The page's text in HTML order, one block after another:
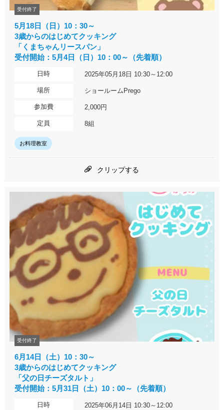
受付終了
5月18日（日）10：30～
3歳からのはじめてクッキング
「くまちゃんリースパン」
受付開始：5月4日（日）10：00～（先着順）
日時 2025年05月18日 10:30～12:00
場所 ショールームPrego
参加費 2,000円
定員 8組
お料理教室
クリップする
受付終了
6月14日（土）10：30～
3歳からのはじめてクッキング
「父の日チーズタルト」
受付開始：5月31日（土）10：00～（先着順）
日時 2025年06月14日 10:30～12:00